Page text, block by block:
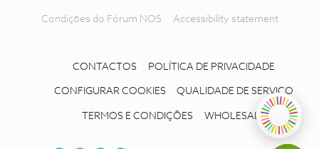
Condições do Fórum NOS Accessibility statement
CONTACTOS POLÍTICA DE PRIVACIDADE
CONFIGURAR COOKIES QUALIDADE DE SERVIÇO
TERMOS E CONDIÇÕES WHOLESALE